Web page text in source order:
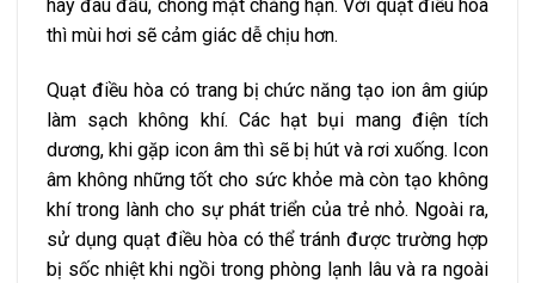
hay đau đầu, chóng mặt chẳng hạn. Với quạt điều hòa
thì mùi hơi sẽ cảm giác dễ chịu hơn.
Quạt điều hòa có trang bị chức năng tạo ion âm giúp
làm sạch không khí. Các hạt bụi mang điện tích
dương, khi gặp icon âm thì sẽ bị hút và rơi xuống. Icon
âm không những tốt cho sức khỏe mà còn tạo không
khí trong lành cho sự phát triển của trẻ nhỏ. Ngoài ra,
sử dụng quạt điều hòa có thể tránh được trường hợp
bị sốc nhiệt khi ngồi trong phòng lạnh lâu và ra ngoài